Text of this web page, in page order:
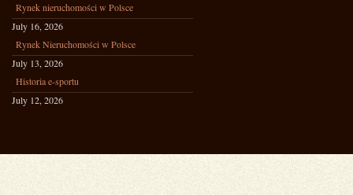
Rynek nieruchomości w Polsce
July 16, 2026
Rynek Nieruchomości w Polsce
July 13, 2026
Historia e-sportu
July 12, 2026